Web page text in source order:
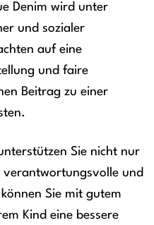
Denim wird unter
und sozialer
auf eine
und faire
Beitrag zu einer
Sie nicht nur
verantwortungsvolle und
Sie mit gutem
Kind eine bessere